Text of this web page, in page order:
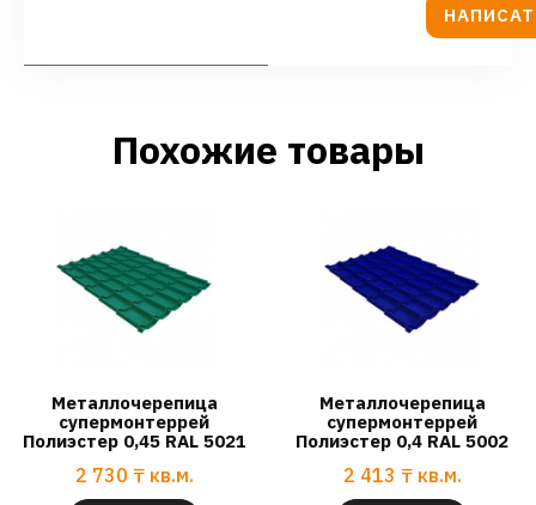
Похожие товары
Металлочерепица
супермонтеррей
Полиэстер 0,45 RAL 5021
2 730 ₸ кв.м.
Металлочерепица
супермонтеррей
Полиэстер 0,4 RAL 5002
2 413 ₸ кв.м.